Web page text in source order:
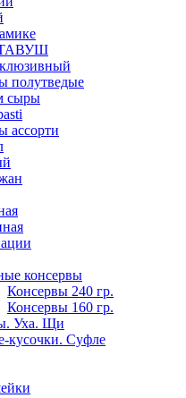
полутведые
сыры
ассорти
консервы
Консервы 240 гр.
Консервы 160 гр.
Уха. Щи
кусочки. Суфле